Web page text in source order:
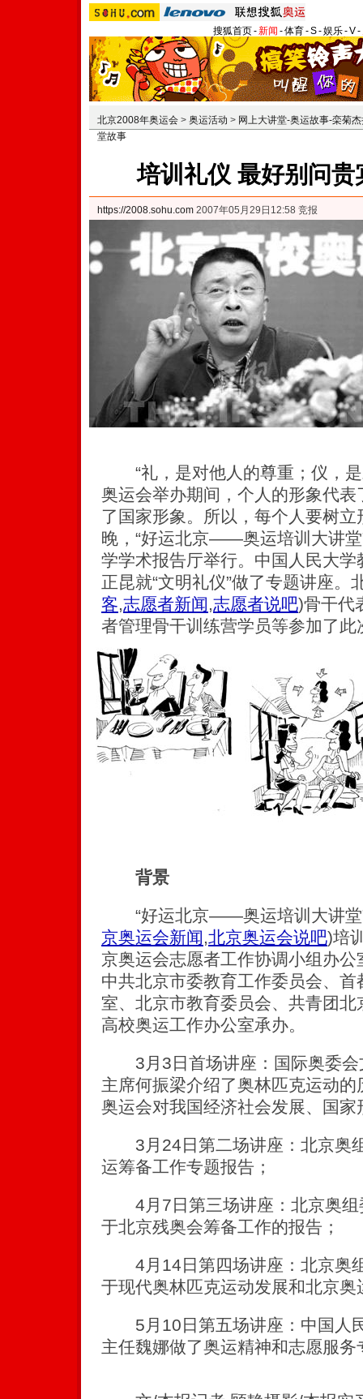
搜狐首页-新闻 -体育-S-娱乐-V-
北京2008年奥运会 > 奥运活动 > 网上大讲堂-奥运故事-栾菊
堂故事
培训礼仪 最好别问
https://2008.sohu.com 2007年05月29日12:58 竞报
“礼，是对他人的尊重；仪，是
奥运会举办期间，个人的形象代
了国家形象。所以，每个人要树立
晚，“好运北京——奥运培训大讲
学学术报告厅举行。中国人民大
正昆就“文明礼仪”做了专题讲座。
客,志愿者新闻,志愿者说吧)骨干代
者管理骨干训练营学员等参加了此
背景
“好运北京——奥运培训大讲堂
京奥运会新闻,北京奥运会说吧)培
京奥运会志愿者工作协调小组办
中共北京市委教育工作委员会、
室、北京市教育委员会、共青团
高校奥运工作办公室承办。
3月3日首场讲座：国际奥委会
主席何振梁介绍了奥林匹克运动
奥运会对我国经济社会发展、国家
3月24日第二场讲座：北京奥
运筹备工作专题报告；
4月7日第三场讲座：北京奥组
于北京残奥会筹备工作的报告；
4月14日第四场讲座：北京奥
于现代奥林匹克运动发展和北京
5月10日第五场讲座：中国人
主任魏娜做了奥运精神和志愿服务